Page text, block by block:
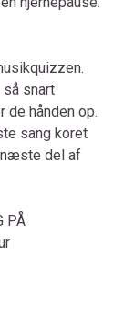
snart
de hånden op.
sang koret
næste del af
PÅ